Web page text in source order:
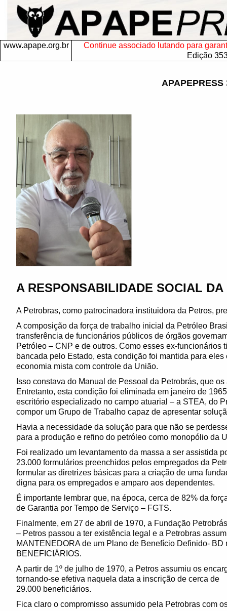
www.apape.org.br
Continue associado lutando para
Edição
APAPEPRESS
A RESPONSABILIDADE SOCIAL
A Petrobras, como patrocinadora instituidora da Petros,
A composição da força de trabalho inicial da Petróleo
transferência de funcionários públicos de órgãos
Petróleo – CNP e de outros. Como esses ex-funcionários
bancada pelo Estado, esta condição foi mantida para
economia mista com controle da União.
Isso constava do Manual de Pessoal da Petrobrás, que
Entretanto, esta condição foi eliminada em janeiro de
escritório especializado no campo atuarial – a STEA, do
compor um Grupo de Trabalho capaz de apresentar
Havia a necessidade da solução para que não se
para a produção e refino do petróleo como monopólio da
Foi realizado um levantamento da massa a ser assistida
23.000 formulários preenchidos pelos empregados da
formular as diretrizes básicas para a criação de uma
digna para os empregados e amparo aos dependentes.
É importante lembrar que, na época, cerca de 82% da
de Garantia por Tempo de Serviço – FGTS.
Finalmente, em 27 de abril de 1970, a Fundação
– Petros passou a ter existência legal e a Petrobras
MANTENEDORA de um Plano de Benefício Definido-
BENEFICIÁRIOS.
A partir de 1º de julho de 1970, a Petros assumiu os
tornando-se efetiva naquela data a inscrição de cerca de
29.000 beneficiários.
Fica claro o compromisso assumido pela Petrobras com